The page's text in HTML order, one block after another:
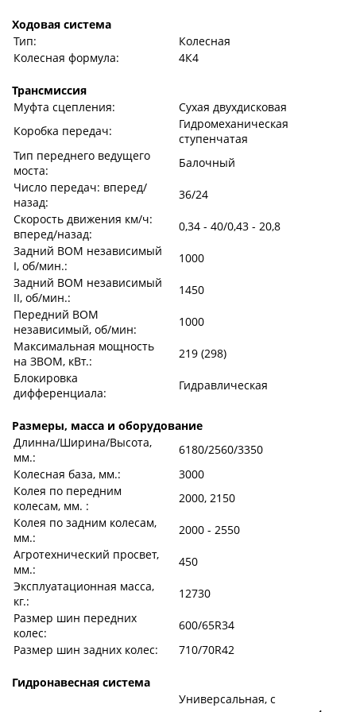
Ходовая система
Тип:
Колесная
Колесная формула:
4К4
Трансмиссия
Муфта сцепления:
Сухая двухдисковая
Коробка передач:
Гидромеханическая
ступенчатая
Тип переднего ведущего
моста:
Балочный
Число передач: вперед/
назад:
36/24
Скорость движения км/ч:
вперед/назад:
0,34 - 40/0,43 - 20,8
Задний ВОМ независимый
I, об/мин.:
1000
Задний ВОМ независимый
II, об/мин.:
1450
Передний ВОМ
независимый, об/мин:
1000
Максимальная мощность
на ЗВОМ, кВт.:
219 (298)
Блокировка
дифференциала:
Гидравлическая
Размеры, масса и оборудование
Длинна/Ширина/Высота,
мм.:
6180/2560/3350
Колесная база, мм.:
3000
Колея по передним
колесам, мм. :
2000, 2150
Колея по задним колесам,
мм.:
2000 - 2550
Агротехнический просвет,
мм.:
450
Эксплуатационная масса,
кг.:
12730
Размер шин передних
колес:
600/65R34
Размер шин задних колес:
710/70R42
Гидронавесная система
Универсальная, с